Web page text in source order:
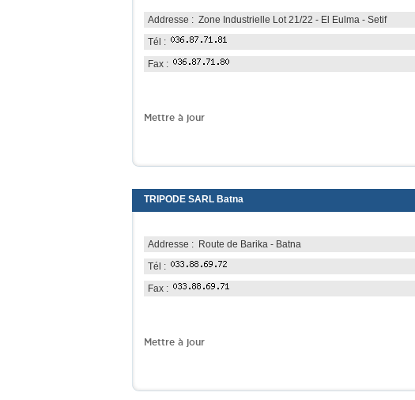
Addresse : Zone Industrielle Lot 21/22 - El Eulma - Setif
Tél :
Fax :
Mettre à jour
TRIPODE SARL Batna
Addresse : Route de Barika - Batna
Tél :
Fax :
Mettre à jour